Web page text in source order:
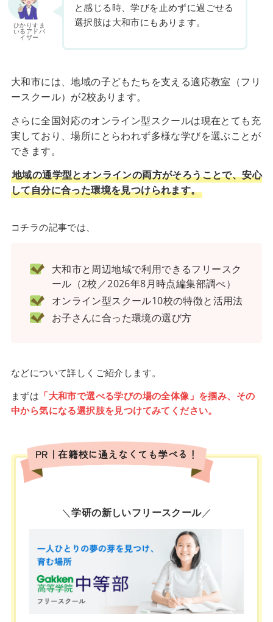
ひかりすま
いるアドバ
イザー
と感じる時、学びを止めずに過ごせる
選択肢は大和市にもあります。
大和市には、地域の子どもたちを支える適応教室（フリ
ースクール）が2校あります。
さらに全国対応のオンライン型スクールは現在とても充
実しており、場所にとらわれず多様な学びを選ぶことが
できます。
地域の通学型とオンラインの両方がそろうことで、安心
して自分に合った環境を見つけられます。
コチラの記事では、
大和市と周辺地域で利用できるフリースク
ール（2校／2026年8月時点編集部調べ）
オンライン型スクール10校の特徴と活用法
お子さんに合った環境の選び方
などについて詳しくご紹介します。
まずは 「大和市で選べる学びの場の全体像」を掴み、その
中から気になる選択肢を見つけてみてください。
PR｜在籍校に通えなくても学べる！
＼学研の新しいフリースクール／